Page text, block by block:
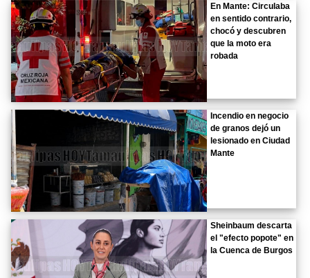
En Mante: Circulaba
en sentido contrario,
chocó y descubren
que la moto era
robada
Incendio en negocio
de granos dejó un
lesionado en Ciudad
Mante
Sheinbaum descarta
el "efecto popote" en
la Cuenca de Burgos